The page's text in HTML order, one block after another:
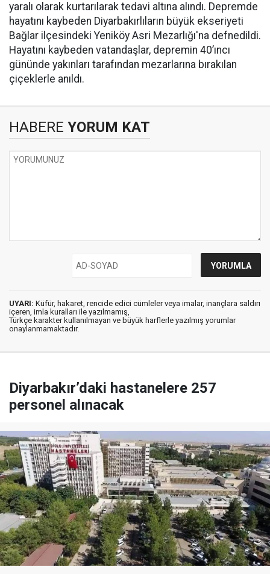
yaralı olarak kurtarılarak tedavi altına alındı. Depremde
hayatını kaybeden Diyarbakırlıların büyük ekseriyeti
Bağlar ilçesindeki Yeniköy Asri Mezarlığı'na defnedildi.
Hayatını kaybeden vatandaşlar, depremin 40’ıncı
gününde yakınları tarafından mezarlarına bırakılan
çiçeklerle anıldı.
HABERE YORUM KAT
UYARI: Küfür, hakaret, rencide edici cümleler veya imalar, inançlara saldırı
içeren, imla kuralları ile yazılmamış,
Türkçe karakter kullanılmayan ve büyük harflerle yazılmış yorumlar
onaylanmamaktadır.
Diyarbakır’daki hastanelere 257
personel alınacak